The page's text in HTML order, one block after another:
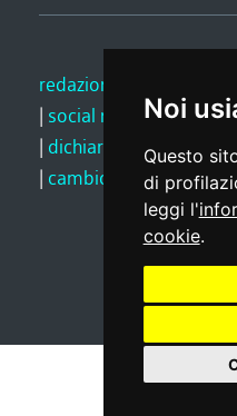
Noi
Questo
di
leggi l'
cookie.
redazione web
| social media policy
| dichiarazione di
| cambio preferenze